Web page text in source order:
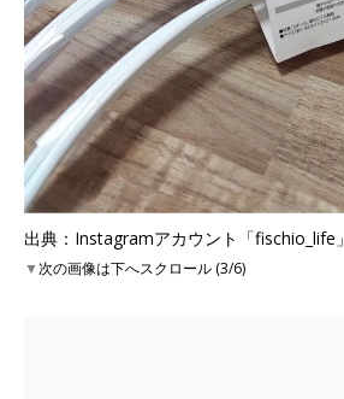
出典：Instagramアカウント「fischio_life」
▼次の画像は下へスクロール (3/6)